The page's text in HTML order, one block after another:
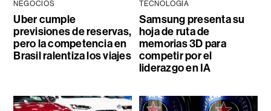
NEGOCIOS
Uber cumple
previsiones de reservas,
pero la competencia en
Brasil ralentiza los viajes
TECNOLOGÍA
Samsung presenta su
hoja de ruta de
memorias 3D para
competir por el
liderazgo en IA